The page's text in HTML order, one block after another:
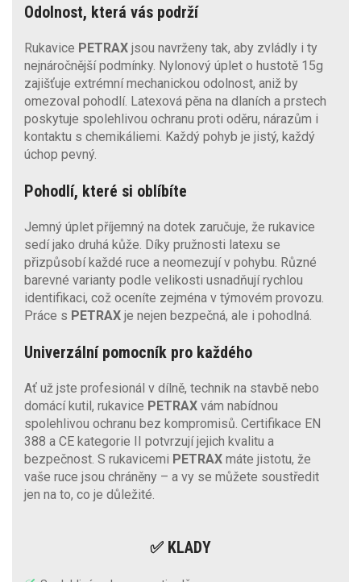
Odolnost, která vás podrží
Rukavice PETRAX jsou navrženy tak, aby zvládly i ty
nejnáročnější podmínky. Nylonový úplet o hustotě 15g
zajišťuje extrémní mechanickou odolnost, aniž by
omezoval pohodlí. Latexová pěna na dlaních a prstech
poskytuje spolehlivou ochranu proti oděru, nárazům i
kontaktu s chemikáliemi. Každý pohyb je jistý, každý
úchop pevný.
Pohodlí, které si oblíbíte
Jemný úplet příjemný na dotek zaručuje, že rukavice
sedí jako druhá kůže. Díky pružnosti latexu se
přizpůsobí každé ruce a neomezují v pohybu. Různé
barevné varianty podle velikosti usnadňují rychlou
identifikaci, což oceníte zejména v týmovém provozu.
Práce s PETRAX je nejen bezpečná, ale i pohodlná.
Univerzální pomocník pro každého
Ať už jste profesionál v dílně, technik na stavbě nebo
domácí kutil, rukavice PETRAX vám nabídnou
spolehlivou ochranu bez kompromisů. Certifikace EN
388 a CE kategorie II potvrzují jejich kvalitu a
bezpečnost. S rukavicemi PETRAX máte jistotu, že
vaše ruce jsou chráněny – a vy se můžete soustředit
jen na to, co je důležité.
✅ KLADY